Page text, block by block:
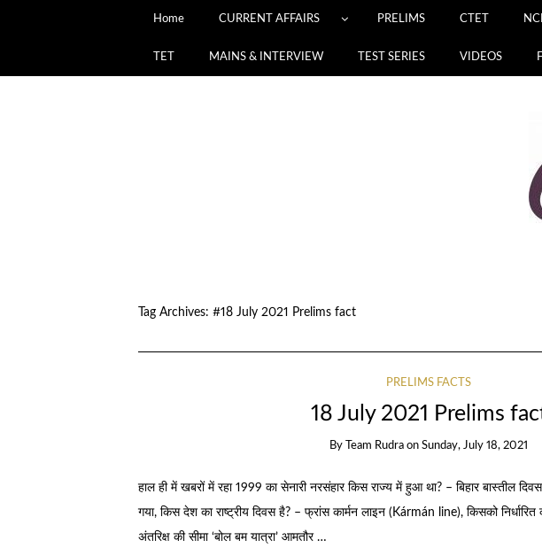
Home CURRENT AFFAIRS PRELIMS CTET
TET MAINS & INTERVIEW TEST SERIES VIDEOS
Tag Archives: #18 July 2021 Prelims fact
PRELIMS FACTS
18 July 2021 Prelims
By Team Rudra onSunday, July 18, 2021
हाल ही में खबरों में रहा 1999 का सेनारी नरसंहार किस राज्य में हुआ था? – बिहार बास्तील
गया, किस देश का राष्ट्रीय दिवस है? – फ्रांस कार्मन लाइन (Kármán line), किसको
अंतरिक्ष की सीमा ‘बोल बम यात्रा’ आमतौर …